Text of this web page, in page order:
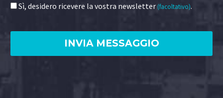
Sì, desidero ricevere la vostra newsletter(facoltativo).